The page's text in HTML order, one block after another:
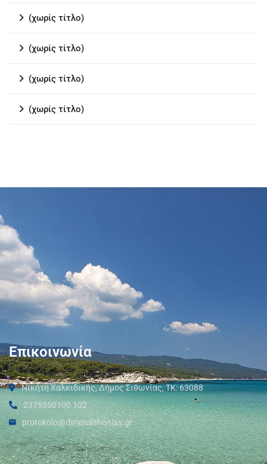
(χωρίς τίτλο)
(χωρίς τίτλο)
(χωρίς τίτλο)
(χωρίς τίτλο)
Επικοινωνία
Νικήτη Χαλκιδικής, Δήμος Σιθωνίας, ΤΚ: 63088
2375350100 102
protokolo@dimossithonias.gr